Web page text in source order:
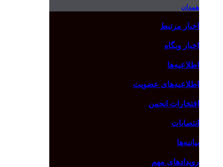
همدان
اخبار مرتبط
اخبار وبگاه
اطلاعیه‌ها
اطلاعیه‌های عضویت
افتخارات انجمن
انتصابات
بیانیه‌ها
رویدادهای مهم